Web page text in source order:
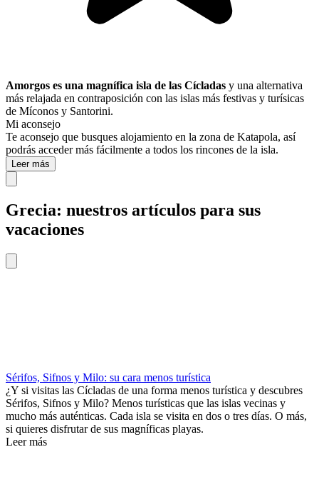
Amorgos es una magnífica isla de las Cícladas y una alternativa
más relajada en contraposición con las islas más festivas y turísicas
de Míconos y Santorini.
Mi aconsejo
Te aconsejo que busques alojamiento en la zona de Katapola, así
podrás acceder más fácilmente a todos los rincones de la isla.
Leer más
Grecia: nuestros artículos para sus
vacaciones
Sérifos, Sifnos y Milo: su cara menos turística
¿Y si visitas las Cícladas de una forma menos turística y descubres
Sérifos, Sifnos y Milo? Menos turísticas que las islas vecinas y
mucho más auténticas. Cada isla se visita en dos o tres días. O más,
si quieres disfrutar de sus magníficas playas.
Leer más